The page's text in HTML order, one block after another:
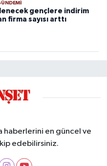
gençlere indirim
firma sayısı arttı
haberlerini en güncel ve
edebilirsiniz.